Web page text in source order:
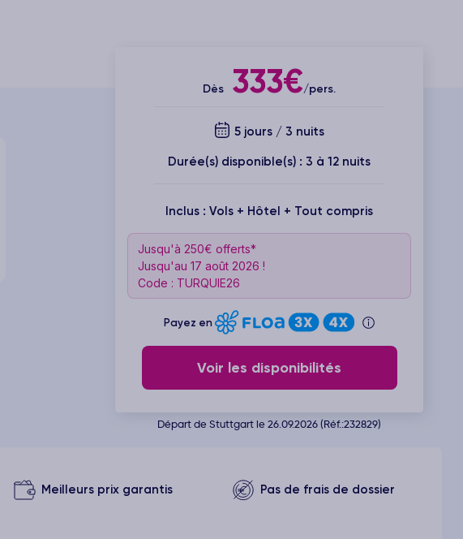
Dès 333€/pers.
5 jours / 3 nuits
Durée(s) disponible(s) : 3 à 12 nuits
Inclus : Vols + Hôtel + Tout compris
Jusqu'à 250€ offerts*
Jusqu'au 17 août 2026 !
Code : TURQUIE26
Payez en
Voir les disponibilités
Départ de Stuttgart le 26.09.2026 (Réf.:232829)
Meilleurs prix garantis Pas de frais de dossier